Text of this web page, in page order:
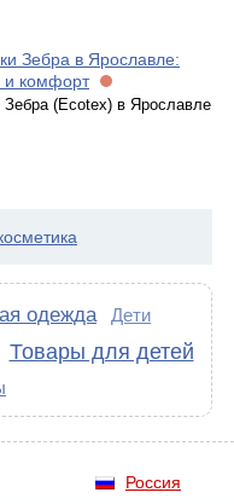
Зебра в Ярославле:
и комфорт
Зебра (Ecotex) в Ярославле
одежда Дети
Товары для детей
Россия